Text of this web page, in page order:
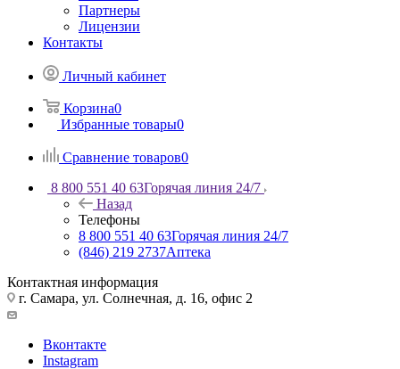
Партнеры
Лицензии
Контакты
Личный кабинет
Корзина0
Избранные товары0
Сравнение товаров0
8 800 551 40 63Горячая линия 24/7
Назад
Телефоны
8 800 551 40 63Горячая линия 24/7
(846) 219 2737Аптека
Контактная информация
г. Самара, ул. Солнечная, д. 16, офис 2
Вконтакте
Instagram